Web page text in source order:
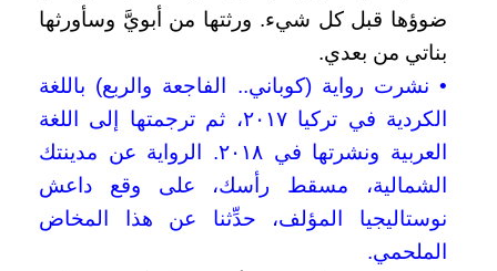
ضوؤها قبل كل شيء. ورثتها من أبويَّ وسأورثها
بناتي من بعدي.
• نشرت رواية (كوباني.. الفاجعة والربع) باللغة
الكردية في تركيا ٢٠١٧، ثم ترجمتها إلى اللغة
العربية ونشرتها في ٢٠١٨. الرواية عن مدينتك
الشمالية، مسقط رأسك، على وقع داعش
نوستاليجيا المؤلف، حدِّثنا عن هذا المخاض
الملحمي.